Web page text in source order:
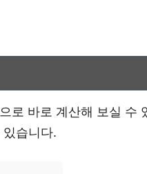
로 바로 계산해 보실 수
습니다.